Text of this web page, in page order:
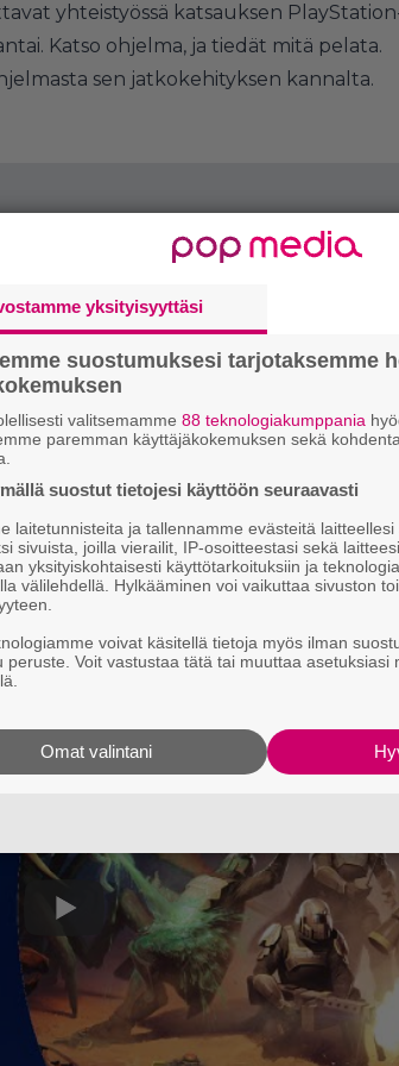
yhteistyössä katsauksen
Katso ohjelma, ja tiedät mitä pelata.
sen jatkokehityksen kannalta.
yksityisyyttäsi
suostumuksesi tarjotaksemme
valitsemamme 88 teknologiakumppania
paremman käyttäjäkokemuksen sekä
suostut tietojesi käyttöön seuraavasti
laitetunnisteita ja tallennamme evästeitä
sivuista, joilla vierailit, IP-osoitteestasi sekä
yksityiskohtaisesti käyttötarkoituksiin ja
välilehdellä. Hylkääminen voi vaikuttaa sivuston
voivat käsitellä tietoja myös ilman
peruste. Voit vastustaa tätä tai muuttaa asetuksiasi
Omat valintani